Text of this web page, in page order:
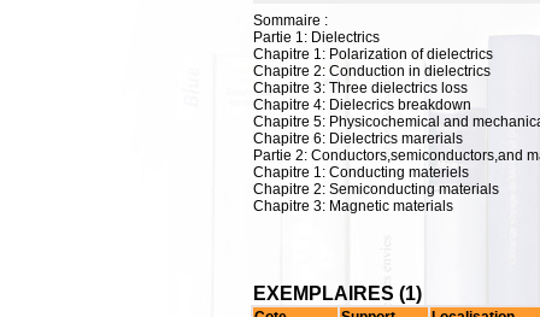
Sommaire :
Partie 1: Dielectrics
Chapitre 1: Polarization of dielectrics
Chapitre 2: Conduction in dielectrics
Chapitre 3: Three dielectrics loss
Chapitre 4: Dielecrics breakdown
Chapitre 5: Physicochemical and
Chapitre 6: Dielectrics marerials
Partie 2: Conductors,semiconductors,and
Chapitre 1: Conducting materiels
Chapitre 2: Semiconducting materials
Chapitre 3: Magnetic materials
EXEMPLAIRES (1)